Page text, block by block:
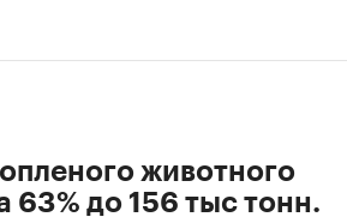
животного
63% до 156 тыс тонн.